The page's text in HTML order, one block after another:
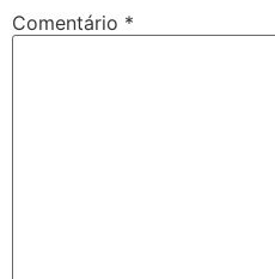
Comentário *